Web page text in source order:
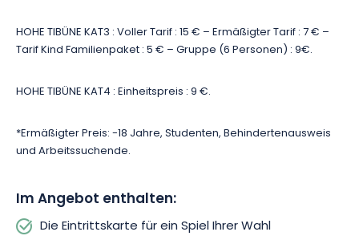
HOHE TIBÜNE KAT3 : Voller Tarif : 15 € – Ermäßigter Tarif : 7 € –
Tarif Kind Familienpaket : 5 € – Gruppe (6 Personen) : 9€.
HOHE TIBÜNE KAT4 : Einheitspreis : 9 €.
*Ermäßigter Preis: -18 Jahre, Studenten, Behindertenausweis
und Arbeitssuchende.
Im Angebot enthalten:
Die Eintrittskarte für ein Spiel Ihrer Wahl